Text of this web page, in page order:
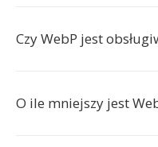
Czy WebP jest
O ile mniejszy jest